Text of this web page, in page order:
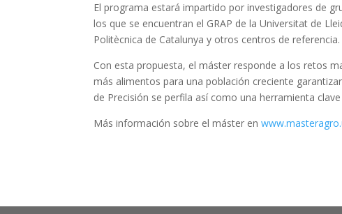
El programa estará impartido por investigadores de
los que se encuentran el GRAP de la Universitat de
Politècnica de Catalunya y otros centros de
Con esta propuesta, el máster responde a los retos
más alimentos para una población creciente
de Precisión se perfila así como una herramienta
Más información sobre el máster en